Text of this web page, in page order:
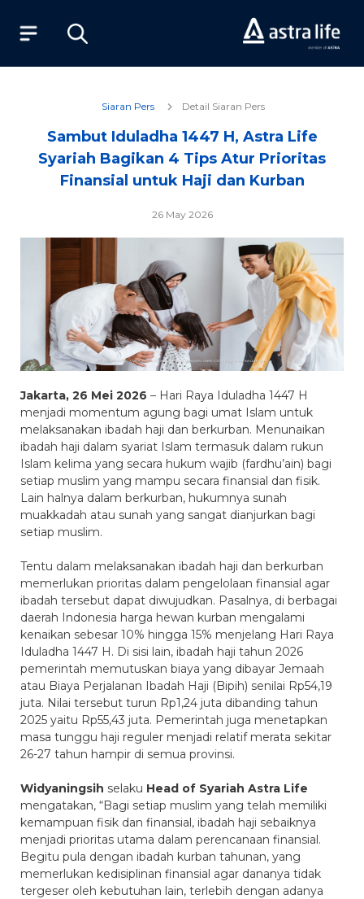
Layanan
Tentang Kami
Beli Online
MyAstraLife
BSG
Siaran Pers Detail Siaran Pers
Sambut Iduladha 1447 H, Astra Life
Syariah Bagikan 4 Tips Atur Prioritas
Finansial untuk Haji dan Kurban
26 May 2026
Jakarta, 26 Mei 2026 – Hari Raya Iduladha 1447 H
menjadi momentum agung bagi umat Islam untuk
melaksanakan ibadah haji dan berkurban. Menunaikan
ibadah haji dalam syariat Islam termasuk dalam rukun
Islam kelima yang secara hukum wajib (fardhu’ain) bagi
setiap muslim yang mampu secara finansial dan fisik.
Lain halnya dalam berkurban, hukumnya sunah
muakkadah atau sunah yang sangat dianjurkan bagi
setiap muslim.
Tentu dalam melaksanakan ibadah haji dan berkurban
memerlukan prioritas dalam pengelolaan finansial agar
ibadah tersebut dapat diwujudkan. Pasalnya, di berbagai
daerah Indonesia harga hewan kurban mengalami
kenaikan sebesar 10% hingga 15% menjelang Hari Raya
Iduladha 1447 H. Di sisi lain, ibadah haji tahun 2026
pemerintah memutuskan biaya yang dibayar Jemaah
atau Biaya Perjalanan Ibadah Haji (Bipih) senilai Rp54,19
juta. Nilai tersebut turun Rp1,24 juta dibanding tahun
2025 yaitu Rp55,43 juta. Pemerintah juga menetapkan
masa tunggu haji reguler menjadi relatif merata sekitar
26-27 tahun hampir di semua provinsi.
Widyaningsih selaku Head of Syariah Astra Life
mengatakan, “Bagi setiap muslim yang telah memiliki
kemampuan fisik dan finansial, ibadah haji sebaiknya
menjadi prioritas utama dalam perencanaan finansial.
Begitu pula dengan ibadah kurban tahunan, yang
memerlukan kedisiplinan finansial agar dananya tidak
tergeser oleh kebutuhan lain, terlebih dengan adanya